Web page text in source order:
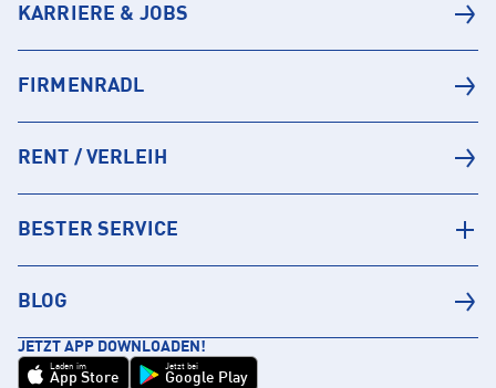
KARRIERE & JOBS
FIRMENRADL
RENT / VERLEIH
BESTER SERVICE
BLOG
JETZT APP DOWNLOADEN!
Laden im
App Store
Jetzt bei
Google Play